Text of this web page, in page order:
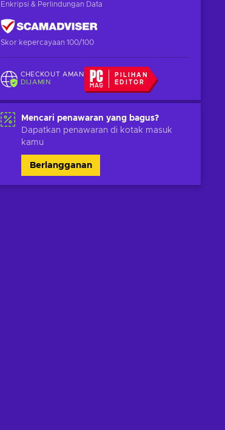
Enkripsi & Perlindungan Data
Skor kepercayaan 100/100
CHECKOUT AMAN
DIJAMIN
PILIHAN
EDITOR
Mencari penawaran yang bagus?
Dapatkan penawaran di kotak masuk
kamu
Berlangganan